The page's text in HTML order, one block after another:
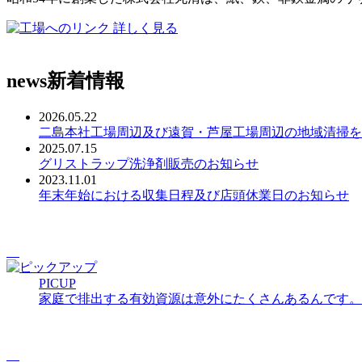
詳しく見る
news新着情報
2026.05.22
二島本社工場周辺及び遠賀・芦屋工場周辺の地域清掃を
2025.07.15
グリストラップ洗浄剤販売のお知らせ
2023.11.01
年末年始における収集日程及び店頭休業日のお知らせ
PICUP
家庭で排出する有効資源は意外にたくさんあるんです。